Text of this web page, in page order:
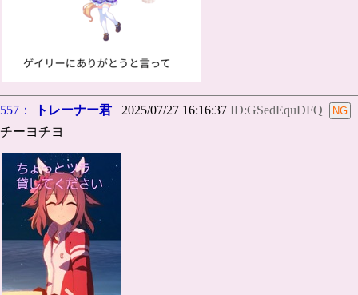
557： トレーナー君 2025/07/27 16:16:37 ID:GSedEquDFQ
チーヨチヨ